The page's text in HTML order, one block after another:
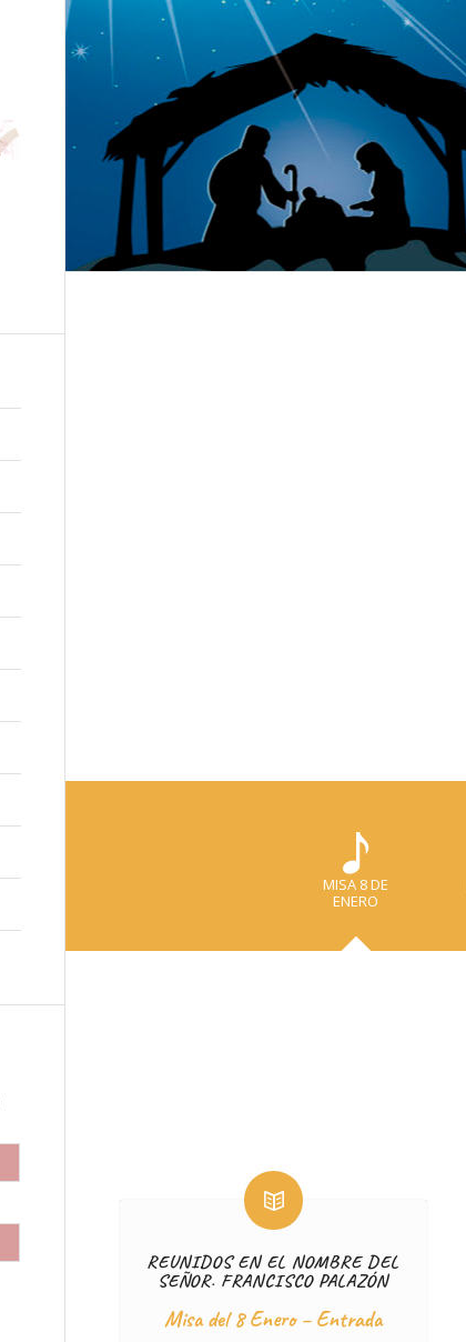
MISA 8 DE
ENERO
REUNIDOS EN EL NOMBRE DEL
SEÑOR. FRANCISCO PALAZÓN
Misa del 8 Enero – Entrada